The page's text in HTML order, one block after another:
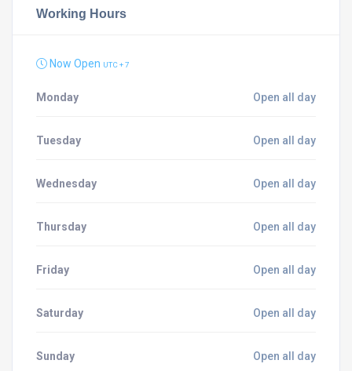
Working Hours
Now Open UTC + 7
Monday Open all day
Tuesday Open all day
Wednesday Open all day
Thursday Open all day
Friday Open all day
Saturday Open all day
Sunday Open all day